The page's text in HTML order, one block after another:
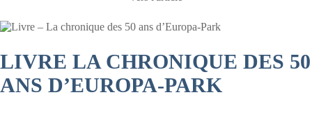
LIVRE LA CHRONIQUE DES 50
ANS D’EUROPA-PARK